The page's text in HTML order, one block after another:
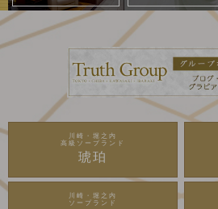
川崎・堀之内
高級ソープランド
琥珀
川崎・堀之内
ソープランド